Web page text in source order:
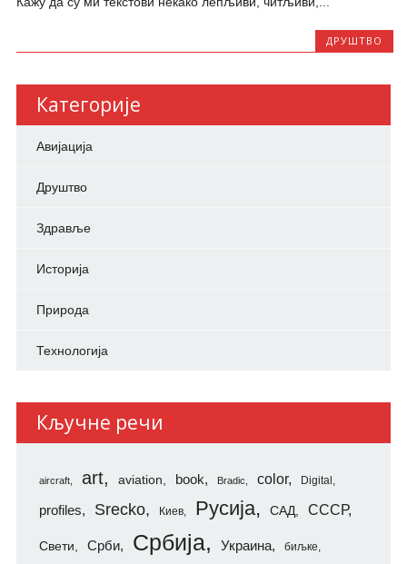
ДРУШТВО
Категорије
Авијација
Друштво
Здравље
Историја
Природа
Технологија
Кључне речи
aircraft art aviation book Bradic color Digital
profiles Srecko Киев Русија САД СССР
Свети Срби Србија Украина биљке